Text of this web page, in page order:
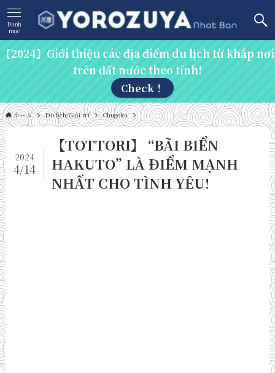
Danh
mục
【2024】Giới thiệu các địa điểm du lịch từ khắp nơi
trên đất nước theo tỉnh!
Check！
ホーム Du lịch/Giải trí Chugoku
【TOTTORI】 “BÃI BIỂN
HAKUTO” LÀ ĐIỂM MẠNH
NHẤT CHO TÌNH YÊU!
2024
4/14